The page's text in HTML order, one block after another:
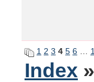
1 2 3 4 5 6
Index »